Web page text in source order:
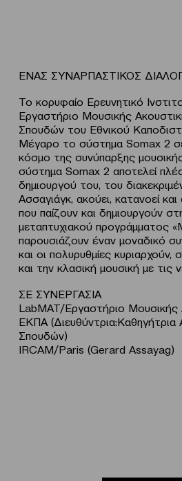
EΝΑΣ ΣΥΝΑΡΠΑΣΤΙΚΟΣ
Το κορυφαίο Eρευνητικό
Εργαστήριο Μουσικής
Σπουδών του Εθνικού
Μέγαρο το σύστημα Somax 2
κόσμο της συνύπαρξης
σύστημα Somax 2 αποτελεί
δημιουργού του, του
Ασσαγιάγκ, ακούει, κατανοεί
που παίζουν και δημιουργούν
μεταπτυχιακού προγράμματος
παρουσιάζουν έναν μοναδικό
και οι πολυρυθμίες
και την κλασική μουσική με τις
ΣΕ ΣΥΝΕΡΓΑΣΙΑ
LabMAT/Εργαστήριο Μουσικής
EKΠΑ
Σπουδών)
IRCAM/Paris (Gerard Assayag)